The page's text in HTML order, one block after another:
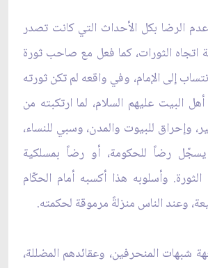
الرضا بكل الأحداث التي كانت تصدر
اتجاه الثورات، كما فعل مع صاحب ثورة
إلى الإمام، وفي واقعه لم تكن ثورته
البيت عليهم السلام، لما ارتكبته من
وإحراق للبيوت والمدن، وسبي للنساء،
رضاً للحكومة، أو رضاً بمسلكية
وأسلوبه هذا أكسبه أمام الحكّام
وعند الناس منزلةً مرموقة لحكمته.
شبهات المنحرفين، وعقائدهم المضللة،